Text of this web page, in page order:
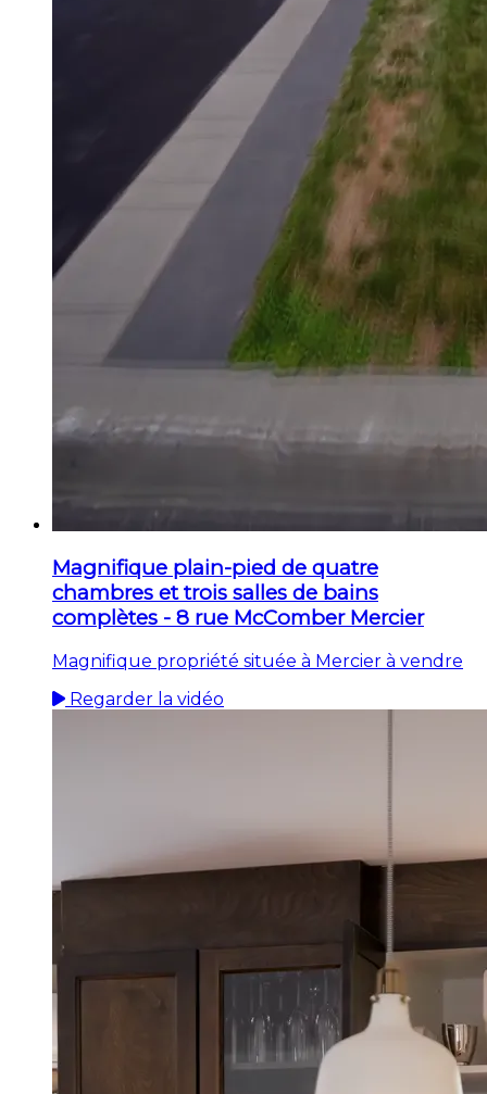
Magnifique plain-pied de quatre
chambres et trois salles de bains
complètes - 8 rue McComber Mercier
Magnifique propriété située à Mercier à vendre
Regarder la vidéo